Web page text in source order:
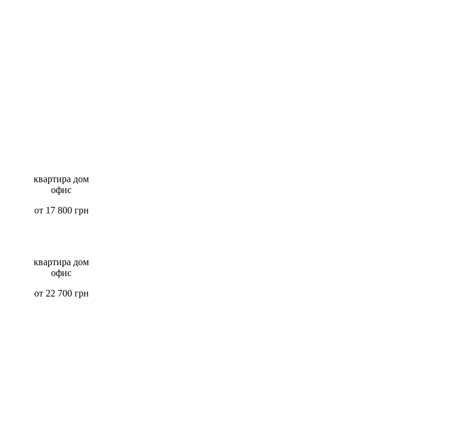
квартира дом
офис
от 17 800 грн
квартира дом
офис
от 22 700 грн